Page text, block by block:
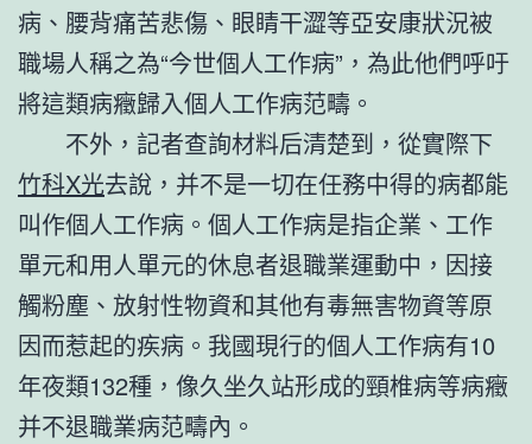
病、腰背痛苦悲傷、眼睛干澀等亞安康狀況被
職場人稱之為“今世個人工作病”，為此他們呼吁
將這類病癥歸入個人工作病范疇。
不外，記者查詢材料后清楚到，從實際下
竹科X光去說，并不是一切在任務中得的病都能
叫作個人工作病。個人工作病是指企業、工作
單元和用人單元的休息者退職業運動中，因接
觸粉塵、放射性物資和其他有毒無害物資等原
因而惹起的疾病。我國現行的個人工作病有10
年夜類132種，像久坐久站形成的頸椎病等病癥
并不退職業病范疇內。